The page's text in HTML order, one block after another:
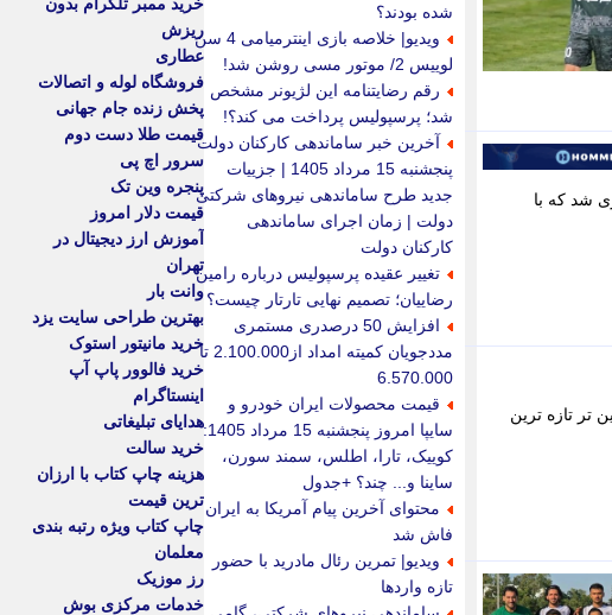
شد که با
تر تازه ترین
شده بودند؟
ویدیو| خلاصه بازی اینترمیامی 4 سن
لوییس 2/ موتور مسی روشن شد!
رقم رضایتنامه این لژیونر مشخص
شد؛ پرسپولیس پرداخت می کند؟!
آخرین خبر ساماندهی کارکنان دولت
پنجشنبه 15 مرداد 1405 | جزییات
جدید طرح ساماندهی نیروهای شرکتی
دولت | زمان اجرای ساماندهی
کارکنان دولت
تغییر عقیده پرسپولیس درباره رامین
رضاییان؛ تصمیم نهایی تارتار چیست؟
افزایش 50 درصدری مستمری
مددجویان کمیته امداد از2.100.000 تا
6.570.000
قیمت محصولات ایران خودرو و
سایپا امروز پنجشنبه 15 مرداد 1405:
کوییک، تارا، اطلس، سمند سورن،
ساینا و... چند؟ +جدول
محتوای آخرین پیام آمریکا به ایران
فاش شد
ویدیو| تمرین رئال مادرید با حضور
تازه واردها
ریزش
عطاری
فروشگاه لوله و اتصالات
پخش زنده جام جهانی
قیمت طلا دست دوم
سرور اچ پی
پنجره وین تک
قیمت دلار امروز
آموزش ارز دیجیتال در
تهران
وانت بار
بهترین طراحی سایت یزد
خرید مانیتور استوک
خرید فالوور پاپ آپ
اینستاگرام
هدایای تبلیغاتی
خرید سالت
هزینه چاپ کتاب با ارزان
ترین قیمت
چاپ کتاب ویژه رتبه بندی
معلمان
رز موزیک
خدمات مرکزی بوش